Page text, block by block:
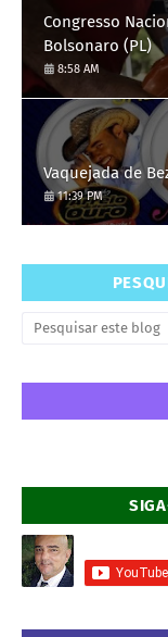
Congresso
Bolsonaro (PL)
8:58 AM
Vaquejada de
11:39 PM